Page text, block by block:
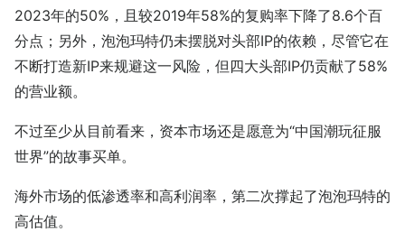
2023年的50%，且较2019年58%的复购率下降了8.6个百
分点；另外，泡泡玛特仍未摆脱对头部IP的依赖，尽管它在
不断打造新IP来规避这一风险，但四大头部IP仍贡献了58%
的营业额。
不过至少从目前看来，资本市场还是愿意为“中国潮玩征服
世界”的故事买单。
海外市场的低渗透率和高利润率，第二次撑起了泡泡玛特的
高估值。